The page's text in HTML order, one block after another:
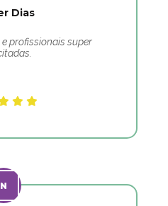
Dias
profissionais super